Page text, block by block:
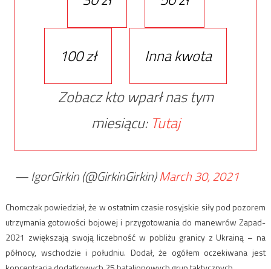
100 zł
Inna kwota
Zobacz kto wparł nas tym
miesiącu: Tutaj
— IgorGirkin (@GirkinGirkin)March 30, 2021
Chomczak powiedział, że w ostatnim czasie rosyjskie siły pod pozorem
utrzymania gotowości bojowej i przygotowania do manewrów Zapad-
2021 zwiększają swoją liczebność w pobliżu granicy z Ukrainą – na
północy, wschodzie i południu. Dodał, że ogółem oczekiwana jest